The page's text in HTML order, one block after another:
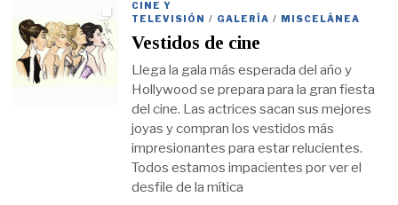
CINE Y
TELEVISIÓN / GALERÍA / MISCELÁNEA
Vestidos de cine
Llega la gala más esperada del año y
Hollywood se prepara para la gran fiesta
del cine. Las actrices sacan sus mejores
joyas y compran los vestidos más
impresionantes para estar relucientes.
Todos estamos impacientes por ver el
desfile de la mítica